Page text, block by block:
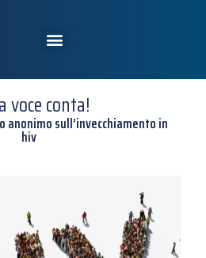
voce conta!
sull’invecchiamento in
hiv